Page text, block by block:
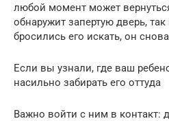
любой момент может
обнаружит запертую дверь,
бросились его искать, он
Если вы узнали, где ваш
насильно забирать его оттуда
Важно войти с ним в контакт: